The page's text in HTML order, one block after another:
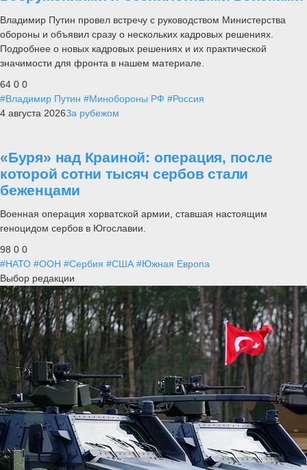
Владимир Путин провел встречу с руководством Министерства
обороны и объявил сразу о нескольких кадровых решениях.
Подробнее о новых кадровых решениях и их практической
значимости для фронта в нашем материале.
64 0 0
#Владимир Путин #Минобороны РФ #Россия
4 августа 2026За рубежом
«Буря» над Краиной: операция, после
которой сотни тысяч сербов стали
беженцами
Военная операция хорватской армии, ставшая настоящим
геноцидом сербов в Югославии.
98 0 0
#НАТО #ООН #Сербия #США #Южная Европа
Выбор редакции